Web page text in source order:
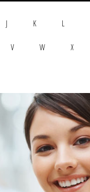
J K L
V W X